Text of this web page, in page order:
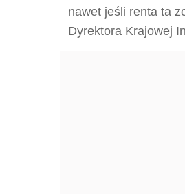
nawet jeśli renta ta
Dyrektora Krajowej